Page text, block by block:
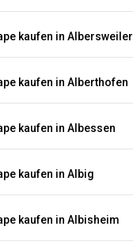
kaufen in Albersweiler
kaufen in Alberthofen
kaufen in Albessen
kaufen in Albig
kaufen in Albisheim